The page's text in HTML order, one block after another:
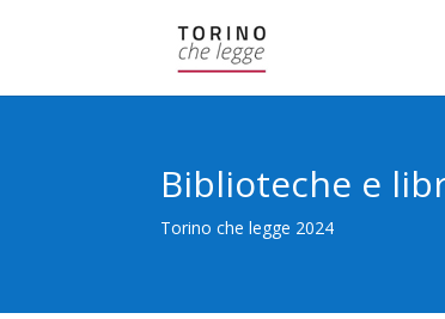
Biblioteche e
Torino che legge 2024